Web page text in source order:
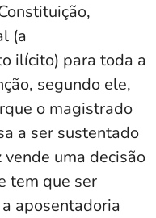
(a
ilícito) para toda a
segundo ele,
o magistrado
a ser sustentado
uma decisão
tem que ser
aposentadoria